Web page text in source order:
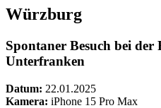
Würzburg
Spontaner Besuch bei der
Unterfranken
Datum: 22.01.2025
Kamera: iPhone 15 Pro Max